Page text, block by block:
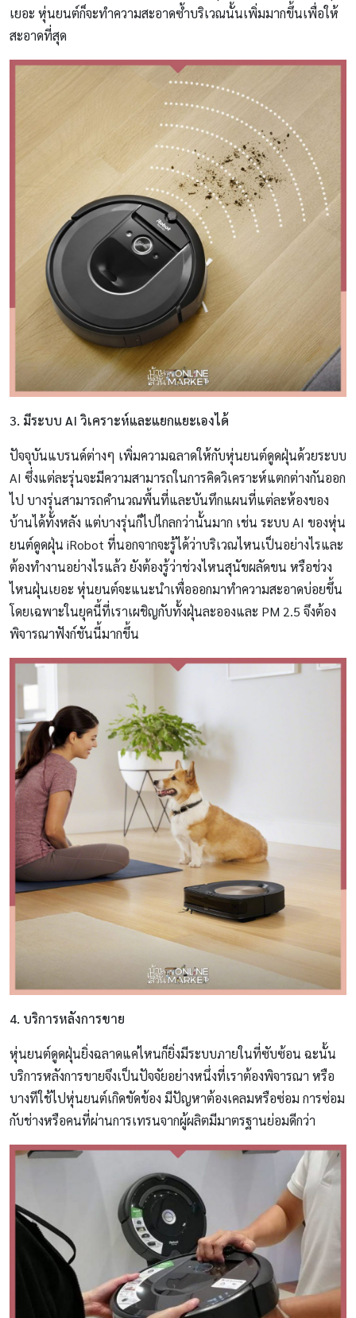
เยอะ หุ่นยนต์ก็จะทำความสะอาดซ้ำบริเวณนั้นเพิ่มมากขึ้นเพื่อให้
สะอาดที่สุด
3. มีระบบ AI วิเคราะห์และแยกแยะเองได้
ปัจจุบันแบรนด์ต่างๆ เพิ่มความฉลาดให้กับหุ่นยนต์ดูดฝุ่นด้วยระบบ
AI ซึ่งแต่ละรุ่นจะมีความสามารถในการคิดวิเคราะห์แตกต่างกันออก
ไป บางรุ่นสามารถคำนวณพื้นที่และบันทึกแผนที่แต่ละห้องของ
บ้านได้ทั้งหลัง แต่บางรุ่นก็ไปไกลกว่านั้นมาก เช่น ระบบ AI ของหุ่น
ยนต์ดูดฝุ่น iRobot ที่นอกจากจะรู้ได้ว่าบริเวณไหนเป็นอย่างไรและ
ต้องทำงานอย่างไรแล้ว ยังต้องรู้ว่าช่วงไหนสุนัขผลัดขน หรือช่วง
ไหนฝุ่นเยอะ หุ่นยนต์จะแนะนำเพื่อออกมาทำความสะอาดบ่อยขึ้น
โดยเฉพาะในยุคนี้ที่เราเผชิญกับทั้งฝุ่นละอองและ PM 2.5 จึงต้อง
พิจารณาฟังก์ชันนี้มากขึ้น
4. บริการหลังการขาย
หุ่นยนต์ดูดฝุ่นยิ่งฉลาดแค่ไหนก็ยิ่งมีระบบภายในที่ซับซ้อน ฉะนั้น
บริการหลังการขายจึงเป็นปัจจัยอย่างหนึ่งที่เราต้องพิจารณา หรือ
บางทีใช้ไปหุ่นยนต์เกิดขัดข้อง มีปัญหาต้องเคลมหรือซ่อม การซ่อม
กับช่างหรือคนที่ผ่านการเทรนจากผู้ผลิตมีมาตรฐานย่อมดีกว่า